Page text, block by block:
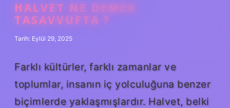
HALVET NE DEMEK
TASAVVUFTA ?
Tarih: Eylül 29, 2025
Farklı kültürler, farklı zamanlar ve
toplumlar, insanın iç yolculuğuna benzer
biçimlerde yaklaşmışlardır. Halvet, belki